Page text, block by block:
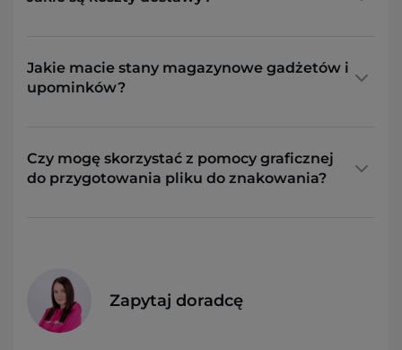
Jakie macie stany magazynowe gadżetów i
upominków?
Czy mogę skorzystać z pomocy graficznej
do przygotowania pliku do znakowania?
Zapytaj doradcę